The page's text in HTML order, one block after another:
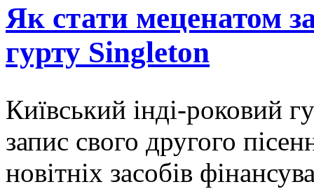
Як стати меценатом
гурту Singleton
Київський інді-роковий
запис свого другого
новітніх засобів